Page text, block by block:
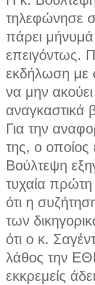
τηλεφώνησε
πάρει
επειγόντως.
εκδήλωση με
να μην
αναγκαστικά
Για την
της, ο οποίος
Βούλτεψη
τυχαία
ότι η
των
ότι ο κ.
λάθος την
εκκρεμείς